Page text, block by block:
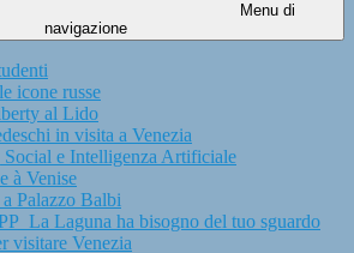
Menu di
navigazione
icone russe
al Lido
in visita a Venezia
e Intelligenza Artificiale
à Venise
Palazzo Balbi
Laguna ha bisogno del tuo sguardo
visitare Venezia